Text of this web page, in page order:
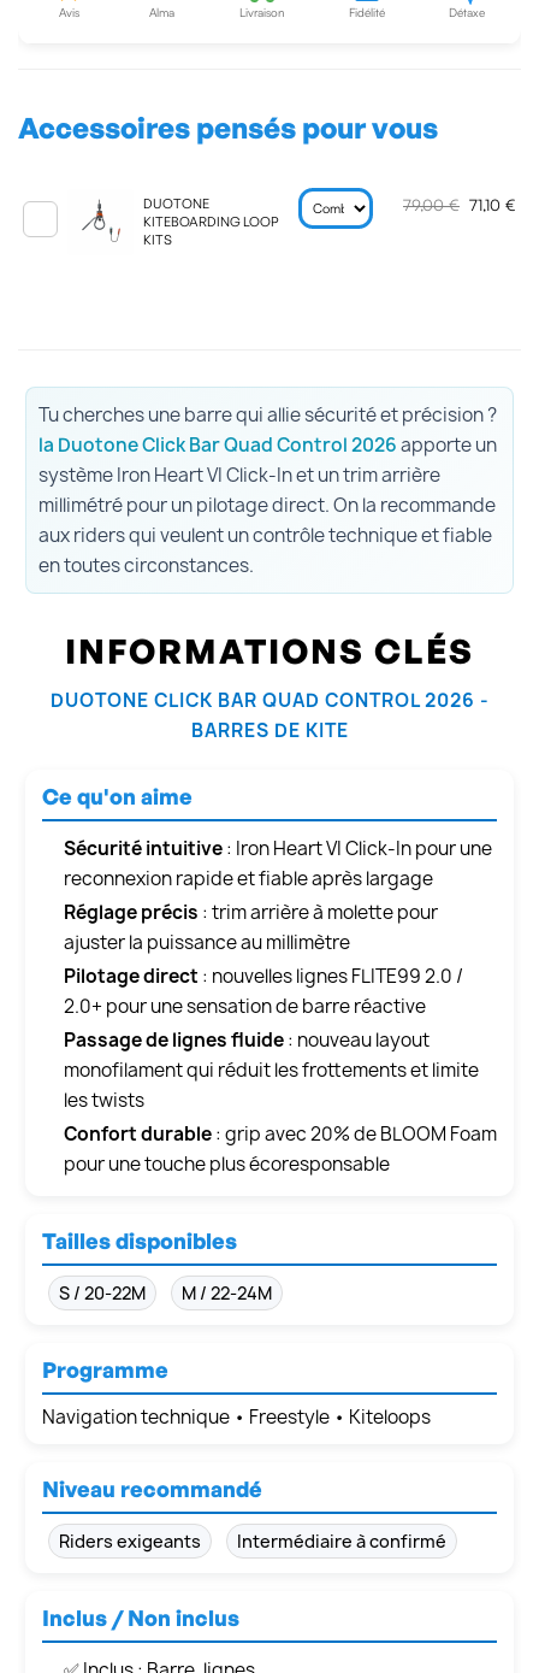
Avis Alma Livraison Fidélité Détaxe
Accessoires pensés pour vous
DUOTONE
KITEBOARDING LOOP
KITS
79,00 € 71,10 €
Tu cherches une barre qui allie sécurité et précision ?
la Duotone Click Bar Quad Control 2026apporte un
système Iron Heart VI Click-In et un trim arrière
millimétré pour un pilotage direct. On la recommande
aux riders qui veulent un contrôle technique et fiable
en toutes circonstances.
INFORMATIONS CLÉS
DUOTONE CLICK BAR QUAD CONTROL 2026 -
BARRES DE KITE
Ce qu'on aime
Sécurité intuitive: Iron Heart VI Click-In pour une
reconnexion rapide et fiable après largage
Réglage précis : trim arrière à molette pour
ajuster la puissance au millimètre
Pilotage direct : nouvelles lignes FLITE99 2.0 /
2.0+ pour une sensation de barre réactive
Passage de lignes fluide: nouveau layout
monofilament qui réduit les frottements et limite
les twists
Confort durable: grip avec 20% de BLOOM Foam
pour une touche plus écoresponsable
Tailles disponibles
S / 20-22M M / 22-24M
Programme
Navigation technique • Freestyle • Kiteloops
Niveau recommandé
Riders exigeants Intermédiaire à confirmé
Inclus / Non inclus